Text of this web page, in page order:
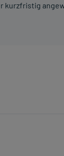
kurzfristig